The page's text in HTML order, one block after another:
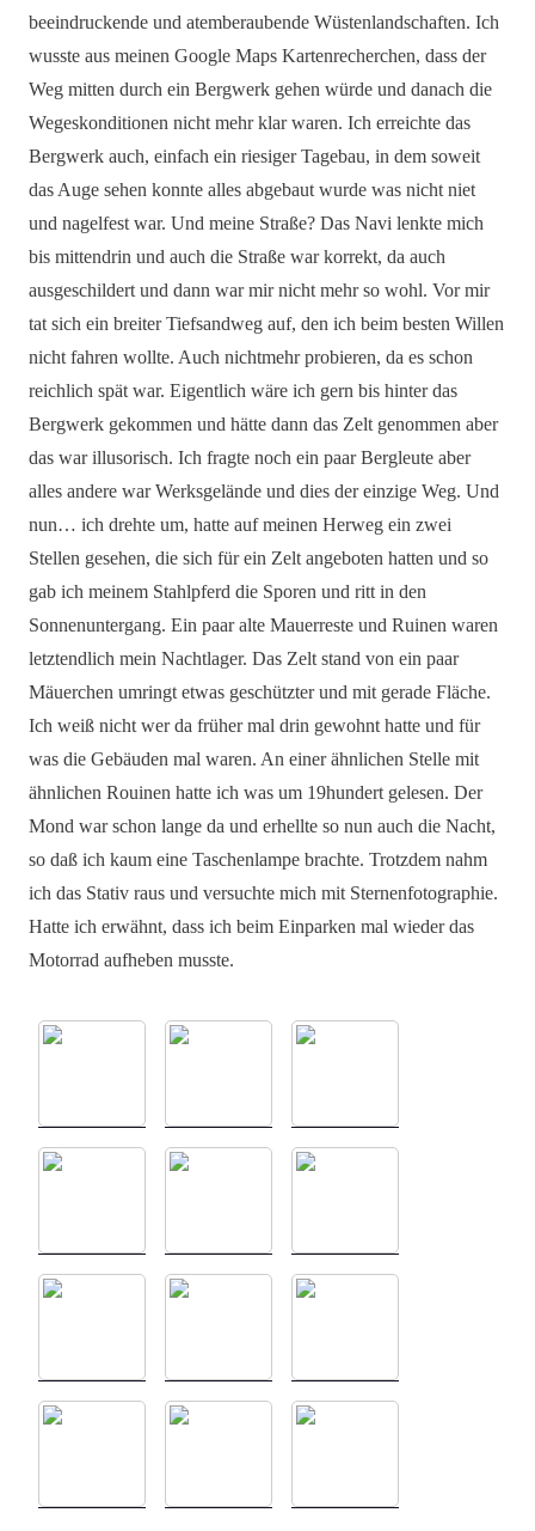
beeindruckende und atemberaubende Wüstenlandschaften. Ich
wusste aus meinen Google Maps Kartenrecherchen, dass der
Weg mitten durch ein Bergwerk gehen würde und danach die
Wegeskonditionen nicht mehr klar waren. Ich erreichte das
Bergwerk auch, einfach ein riesiger Tagebau, in dem soweit
das Auge sehen konnte alles abgebaut wurde was nicht niet
und nagelfest war. Und meine Straße? Das Navi lenkte mich
bis mittendrin und auch die Straße war korrekt, da auch
ausgeschildert und dann war mir nicht mehr so wohl. Vor mir
tat sich ein breiter Tiefsandweg auf, den ich beim besten Willen
nicht fahren wollte. Auch nichtmehr probieren, da es schon
reichlich spät war. Eigentlich wäre ich gern bis hinter das
Bergwerk gekommen und hätte dann das Zelt genommen aber
das war illusorisch. Ich fragte noch ein paar Bergleute aber
alles andere war Werksgelände und dies der einzige Weg. Und
nun… ich drehte um, hatte auf meinen Herweg ein zwei
Stellen gesehen, die sich für ein Zelt angeboten hatten und so
gab ich meinem Stahlpferd die Sporen und ritt in den
Sonnenuntergang. Ein paar alte Mauerreste und Ruinen waren
letztendlich mein Nachtlager. Das Zelt stand von ein paar
Mäuerchen umringt etwas geschützter und mit gerade Fläche.
Ich weiß nicht wer da früher mal drin gewohnt hatte und für
was die Gebäuden mal waren. An einer ähnlichen Stelle mit
ähnlichen Rouinen hatte ich was um 19hundert gelesen. Der
Mond war schon lange da und erhellte so nun auch die Nacht,
so daß ich kaum eine Taschenlampe brachte. Trotzdem nahm
ich das Stativ raus und versuchte mich mit Sternenfotographie.
Hatte ich erwähnt, dass ich beim Einparken mal wieder das
Motorrad aufheben musste.